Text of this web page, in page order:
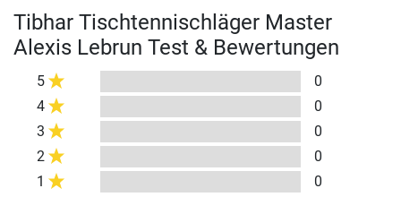
Tibhar Tischtennischläger Master
Alexis Lebrun Test & Bewertungen
5
0
4
0
3
0
2
0
1
0